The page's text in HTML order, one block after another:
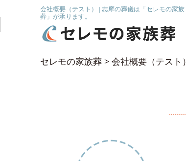
会社概要（テスト） | 志摩の葬儀は「セレモの家族
葬」が承ります。
セレモの家族葬 > 会社概要（テスト）